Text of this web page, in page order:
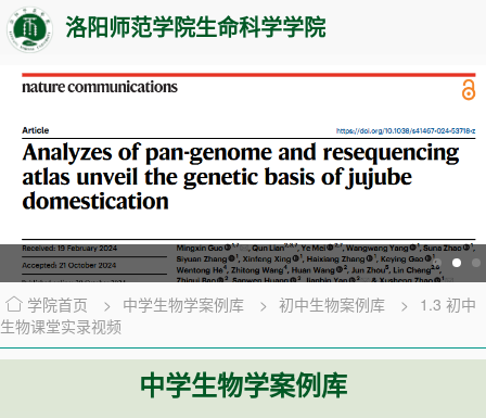
洛阳师范学院生命科学学院
学院首页 > 中学生物学案例库 > 初中生物案例库 > 1.3 初中
生物课堂实录视频
中学生物学案例库